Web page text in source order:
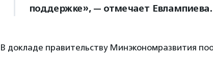
поддержке», — отмечает Евлампиева.
В докладе правительству Минэкономразвития